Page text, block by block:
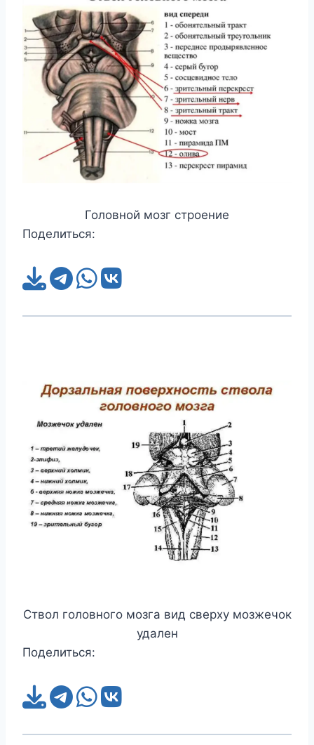
Головной мозг строение
Поделиться:
Ствол головного мозга вид сверху мозжечок
удален
Поделиться: